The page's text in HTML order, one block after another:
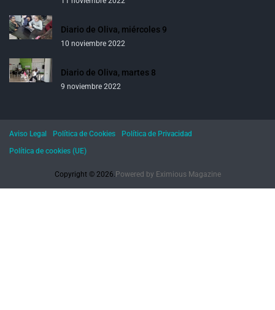
Diario de Oliva, miércoles 9
10 noviembre 2022
Diario de Oliva, martes 8
9 noviembre 2022
Copyright © 2026. Powered by Eximious Magazine
Aviso Legal Política de Cookies
Política de Privacidad
Política de cookies (UE)